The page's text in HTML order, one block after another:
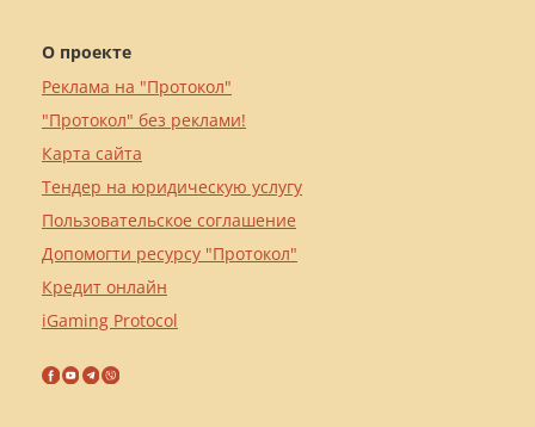
О проекте
Реклама на "Протокол"
"Протокол" без реклами!
Карта сайта
Тендер на юридическую услугу
Пользовательское соглашение
Допомогти ресурсу "Протокол"
Кредит онлайн
iGaming Protocol